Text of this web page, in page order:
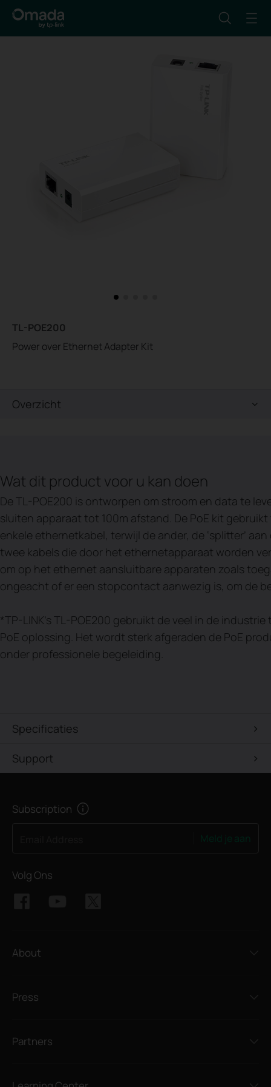
TL-POE200
Power over Ethernet Adapter Kit
Overzicht
Wat dit product voor u kan doen
De TL-POE200 is ontworpen om stroom en data te
sluiten apparaat tot 100m afstand. De PoE kit
enkele ethernetkabel, terwijl de ander, de ‘splitter’
twee kabels die door het ethernetapparaat worden
om op het ethernet aansluitbare apparaten zoals
ongeacht of er een stopcontact aanwezig is, om de
*TP-LINK’s TL-POE200 gebruikt de veel in de
PoE oplossing. Het wordt sterk afgeraden de PoE
onder professionele begeleiding.
Specificaties
Support
Subscription
Volg Ons
About
Press
Partners